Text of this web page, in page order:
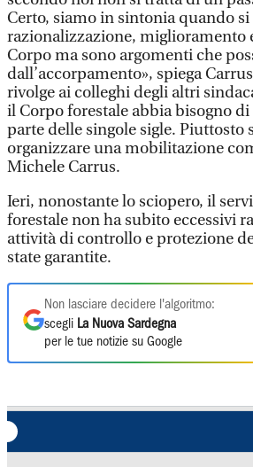
Certo, siamo in sintonia quando
razionalizzazione, miglioramento
Corpo ma sono argomenti che
dall’accorpamento», spiega
rivolge ai colleghi degli altri
il Corpo forestale abbia bisogno
parte delle singole sigle. Piuttosto
organizzare una mobilitazione
Michele Carrus.
Ieri, nonostante lo sciopero, il
forestale non ha subito eccessivi
attività di controllo e protezione
state garantite.
Non lasciare decidere l'algoritmo:
scegli La Nuova Sardegna
per le tue notizie su Google